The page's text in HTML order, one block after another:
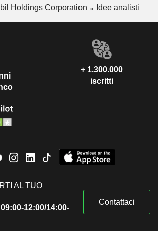
Holdings Corporation
Idee analisti
+ 1.300.000
iscritti
AL TUO
12:00/14:00-
Contattaci